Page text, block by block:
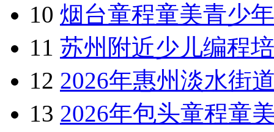
1 天津和平区学JavaEE
2 2026年铁岭清河区
3 2026福州AutoCAD
4 2026年克孜勒中学